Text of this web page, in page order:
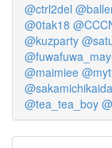
@ctrl2del
@0tak18
@kuzparty
@maimiee
@tea_tea_boy